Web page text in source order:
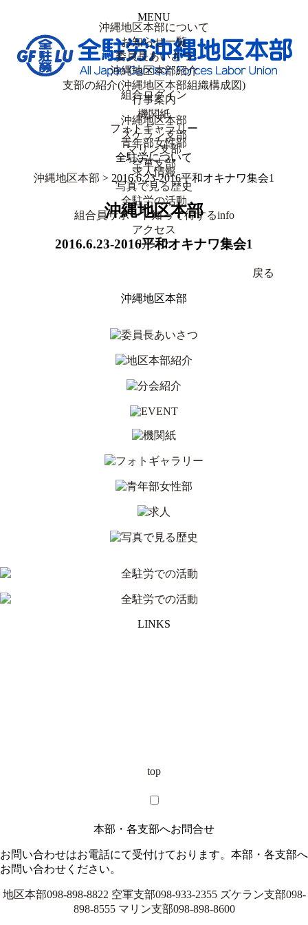
MENU
沖縄地区本部について
お知らせ一覧
委員長あいさつ
沖縄地区本部紹介
支部の紹介(沖縄地区本部組織構成図)
行事案内
機関紙
フォトギャラリー
青年部女性部
全駐労について
求人情報
写真で見る歴史
全駐労の活動
組合員サポート知って得するinfo
アクセス
リンク
組合ログイン
沖縄地区本部
ズケラン支部
マリン支部
空軍支部
沖縄地区本部 > 2016.6.23-2016平和オキナワ集会1
沖縄地区本部
2016.6.23-2016平和オキナワ集会1
戻る
沖縄地区本部
LINKS
top
本部・各支部へお問合せ
お問い合わせはお電話にて受付けております。本部・各支部へ
お問い合わせください。
地区本部098-898-8822 空軍支部098-933-2355 ズケラン支部098-
898-8555 マリン支部098-898-8600